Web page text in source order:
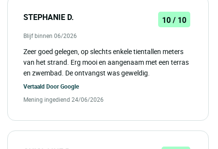
STEPHANIE D. 10 / 10
Blijf binnen 06/2026
Zeer goed gelegen, op slechts enkele tientallen meters
van het strand. Erg mooi en aangenaam met een terras
en zwembad. De ontvangst was geweldig.
Vertaald DoorGoogle
Mening ingediend 24/06/2026